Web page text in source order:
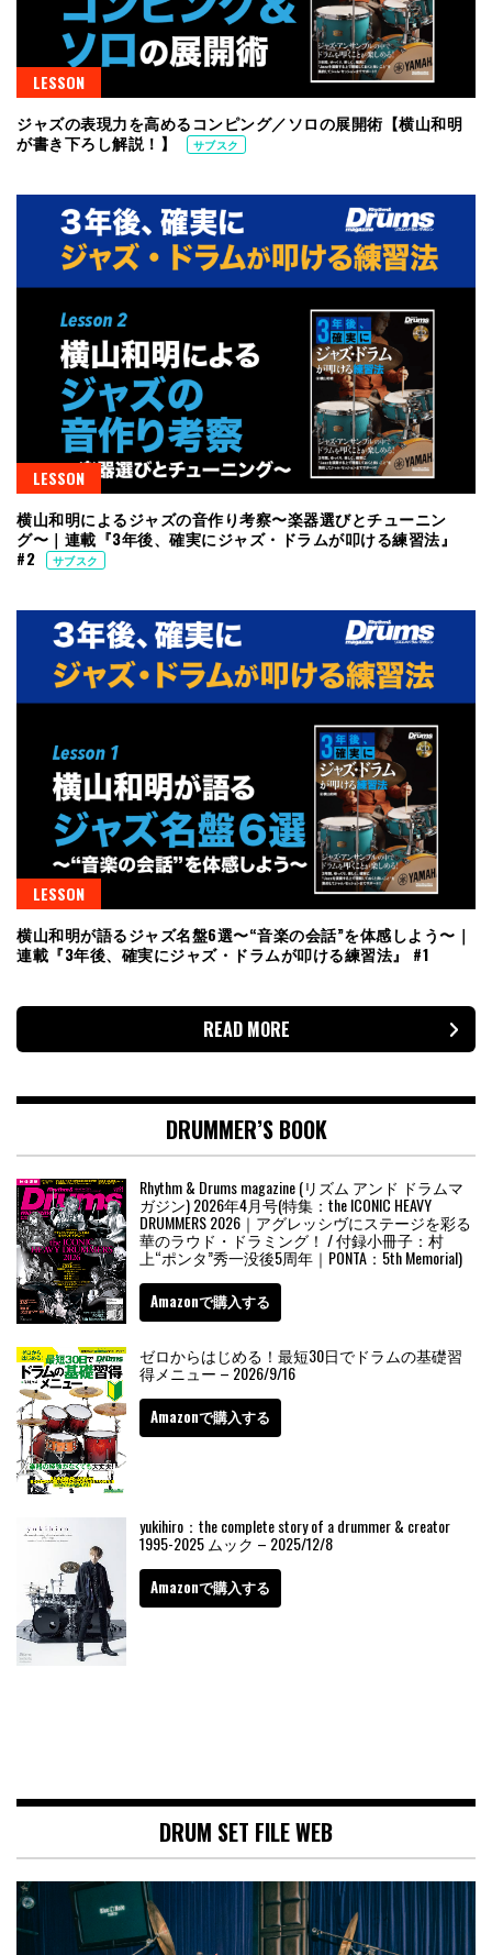
LESSON
ジャズの表現力を高めるコンピング／ソロの展開術【横山和明
が書き下ろし解説！】
サブスク
LESSON
横山和明によるジャズの音作り考察〜楽器選びとチューニン
グ〜｜連載『3年後、確実にジャズ・ドラムが叩ける練習法』
#2
サブスク
LESSON
横山和明が語るジャズ名盤6選〜“音楽の会話”を体感しよう〜｜
連載『3年後、確実にジャズ・ドラムが叩ける練習法』 #1
READ MORE
DRUMMER’S BOOK
Rhythm & Drums magazine (リズム アンド ドラムマ
ガジン) 2026年4月号(特集：the ICONIC HEAVY
DRUMMERS 2026｜アグレッシヴにステージを彩る
華のラウド・ドラミング！ / 付録小冊子：村
上“ポンタ”秀一没後5周年｜PONTA：5th Memorial)
Amazonで購入する
ゼロからはじめる！最短30日でドラムの基礎習
得メニュー – 2026/9/16
Amazonで購入する
yukihiro：the complete story of a drummer & creator
1995-2025 ムック – 2025/12/8
Amazonで購入する
DRUM SET FILE WEB